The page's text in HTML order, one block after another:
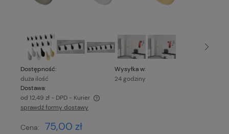
Dostępność:
duża ilość
Wysyłka w:
24 godziny
Dostawa:
od 12,49 zł - DPD - Kurier
Cena nie zawiera ewentualnych kosztów płatności
sprawdź formy dostawy
Cena: 75,00 zł